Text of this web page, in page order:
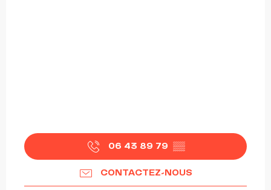
06 43 89 79 ▒▒
CONTACTEZ-NOUS